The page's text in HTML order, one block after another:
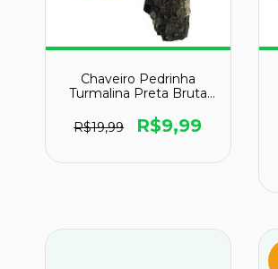
Chaveiro Pedrinha
Turmalina Preta Bruta
R$19,99
R$9,99